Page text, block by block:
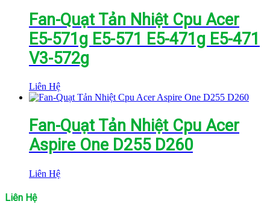
Fan-Quạt Tản Nhiệt Cpu Acer
E5-571g E5-571 E5-471g E5-471
V3-572g
Liên Hệ
Fan-Quạt Tản Nhiệt Cpu Acer
Aspire One D255 D260
Liên Hệ
Liên Hệ